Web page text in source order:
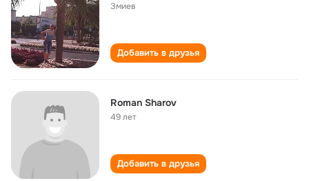
Змиев
Добавить в друзья
Roman Sharov
49 лет
Добавить в друзья